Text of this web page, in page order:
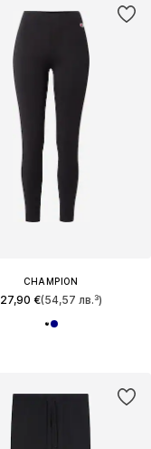
CHAMPION
27,90 €(54,57 лв.³)